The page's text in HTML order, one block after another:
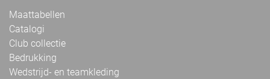
Maattabellen
Catalogi
Club collectie
Bedrukking
Wedstrijd- en teamkleding